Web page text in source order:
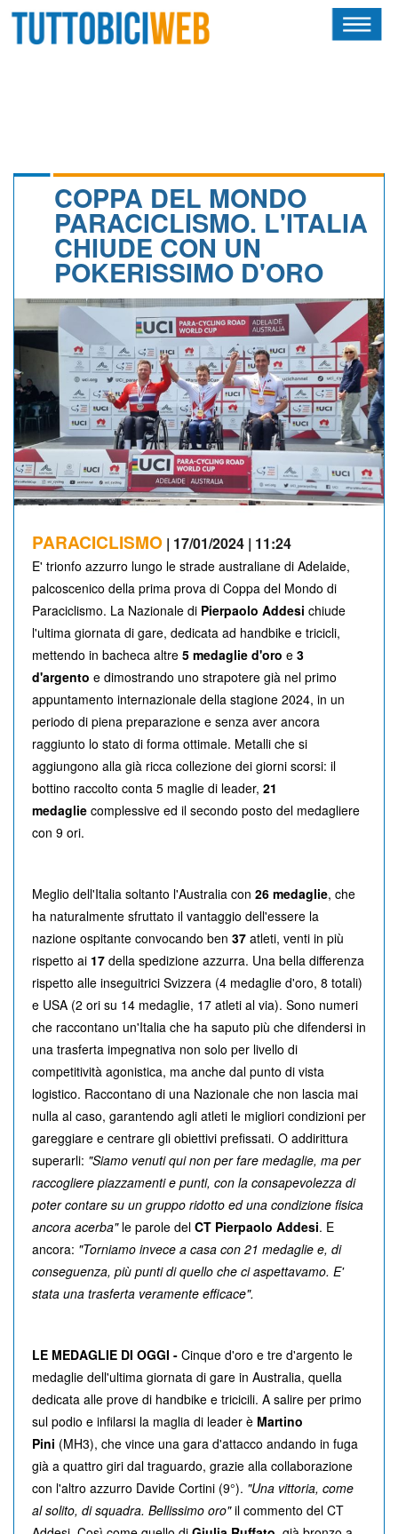
CALENDARIO
ALBI D'ORO
NEWSLETTER
COPPA DEL MONDO
PARACICLISMO. L'ITALIA
CHIUDE CON UN
POKERISSIMO D'ORO
PARACICLISMO | 17/01/2024 | 11:24
E' trionfo azzurro lungo le strade australiane di Adelaide,
palcoscenico della prima prova di Coppa del Mondo di
Paraciclismo. La Nazionale di Pierpaolo Addesi chiude
l'ultima giornata di gare, dedicata ad handbike e tricicli,
mettendo in bacheca altre 5 medaglie d'oro e 3
d'argento e dimostrando uno strapotere già nel primo
appuntamento internazionale della stagione 2024, in un
periodo di piena preparazione e senza aver ancora
raggiunto lo stato di forma ottimale. Metalli che si
aggiungono alla già ricca collezione dei giorni scorsi: il
bottino raccolto conta 5 maglie di leader, 21
medaglie complessive ed il secondo posto del medagliere
con 9 ori.
Meglio dell'Italia soltanto l'Australia con 26 medaglie, che
ha naturalmente sfruttato il vantaggio dell'essere la
nazione ospitante convocando ben 37 atleti, venti in più
rispetto ai 17 della spedizione azzurra. Una bella differenza
rispetto alle inseguitrici Svizzera (4 medaglie d'oro, 8 totali)
e USA (2 ori su 14 medaglie, 17 atleti al via). Sono numeri
che raccontano un'Italia che ha saputo più che difendersi in
una trasferta impegnativa non solo per livello di
competitività agonistica, ma anche dal punto di vista
logistico. Raccontano di una Nazionale che non lascia mai
nulla al caso, garantendo agli atleti le migliori condizioni per
gareggiare e centrare gli obiettivi prefissati. O addirittura
superarli: "Siamo venuti qui non per fare medaglie, ma per
raccogliere piazzamenti e punti, con la consapevolezza di
poter contare su un gruppo ridotto ed una condizione fisica
ancora acerba"le parole del CT Pierpaolo Addesi. E
ancora: "Torniamo invece a casa con 21 medaglie e, di
conseguenza, più punti di quello che ci aspettavamo. E'
stata una trasferta veramente efficace".
LE MEDAGLIE DI OGGI - Cinque d'oro e tre d'argento le
medaglie dell'ultima giornata di gare in Australia, quella
dedicata alle prove di handbike e tricicili. A salire per primo
sul podio e infilarsi la maglia di leader è Martino
Pini (MH3), che vince una gara d'attacco andando in fuga
già a quattro giri dal traguardo, grazie alla collaborazione
con l'altro azzurro Davide Cortini (9°). "Una vittoria, come
al solito, di squadra. Bellissimo oro"il commento del CT